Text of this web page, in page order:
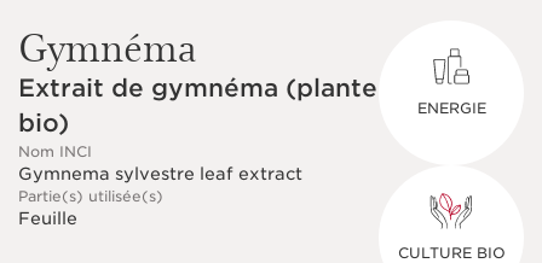
Gymnéma
Extrait de gymnéma (plante
bio)
Nom INCI
Gymnema sylvestre leaf extract
Partie(s) utilisée(s)
Feuille
ENERGIE
CULTURE BIO